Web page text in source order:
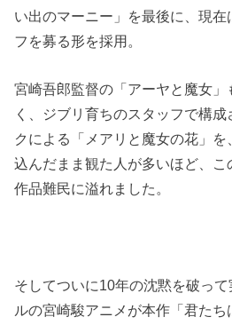
い出のマーニー」を最後に、現在
フを募る形を採用。
宮崎吾郎監督の「アーヤと魔女
く、ジブリ育ちのスタッフで構
クによる「メアリと魔女の花」
込んだまま観た人が多いほど、こ
作品難民に溢れました。
そしてついに10年の沈黙を破っ
ルの宮崎駿アニメが本作「君た